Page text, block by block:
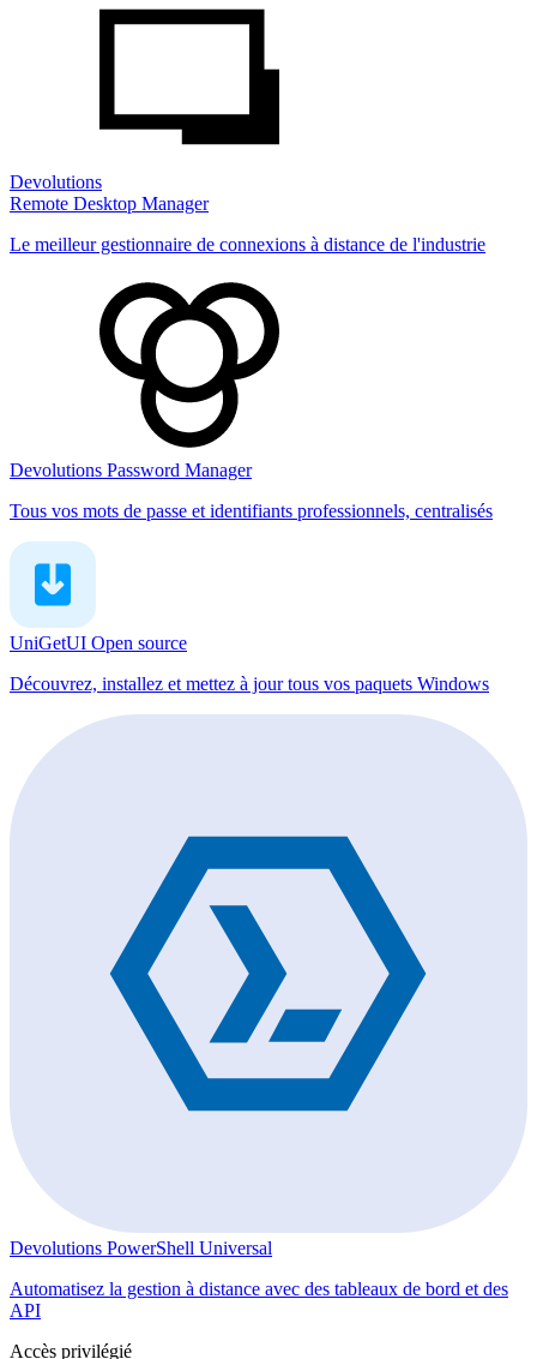
Devolutions
Remote Desktop Manager
Le meilleur gestionnaire de connexions à distance de l'industrie
Devolutions Password Manager
Tous vos mots de passe et identifiants professionnels, centralisés
UniGetUI Open source
Découvrez, installez et mettez à jour tous vos paquets Windows
Devolutions PowerShell Universal
Automatisez la gestion à distance avec des tableaux de bord et des
API
Accès privilégié